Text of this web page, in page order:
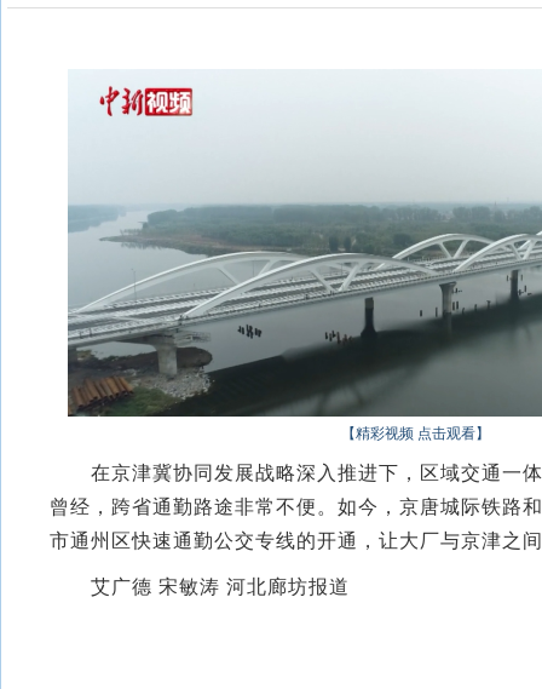
【精彩视频 点击观看】
在京津冀协同发展战略深入推进下，区域交通一体
曾经，跨省通勤路途非常不便。如今，京唐城际铁路
市通州区快速通勤公交专线的开通，让大厂与京津之
艾广德 宋敏涛 河北廊坊报道